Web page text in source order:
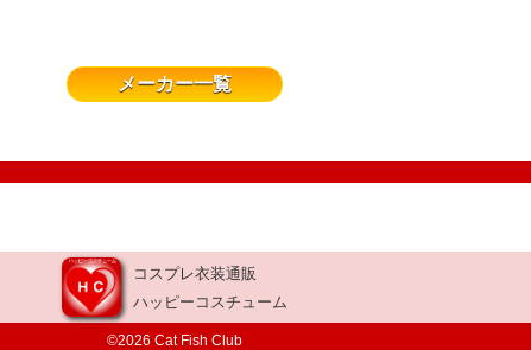
メーカー一覧
コスプレ衣装通販
ハッピーコスチューム
©2026 Cat Fish Club